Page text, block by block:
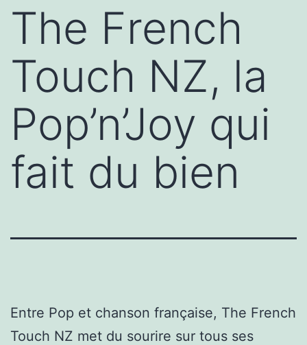
The French
Touch NZ, la
Pop’n’Joy qui
fait du bien
Entre Pop et chanson française, The French
Touch NZ met du sourire sur tous ses